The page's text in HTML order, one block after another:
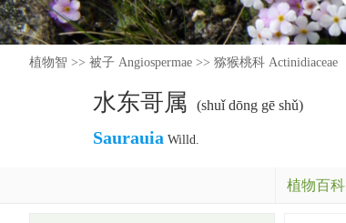
植物智 >> 被子 Angiospermae >> 猕猴桃科 Actinidiaceae
水东哥属 (shuǐ dōng gē shǔ)
Saurauia Willd.
植物百科